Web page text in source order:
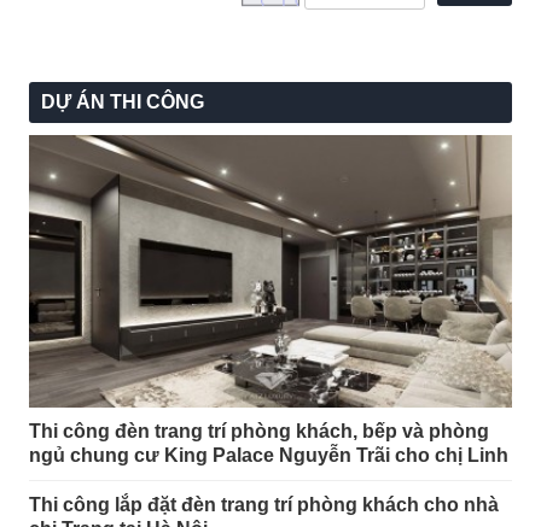
DỰ ÁN THI CÔNG
Thi công đèn trang trí phòng khách, bếp và phòng
ngủ chung cư King Palace Nguyễn Trãi cho chị Linh
Thi công lắp đặt đèn trang trí phòng khách cho nhà